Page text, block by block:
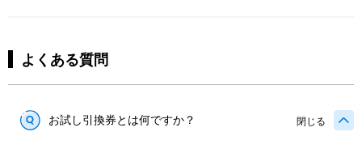
よくある質問
お試し引換券とは何ですか？ 閉じる